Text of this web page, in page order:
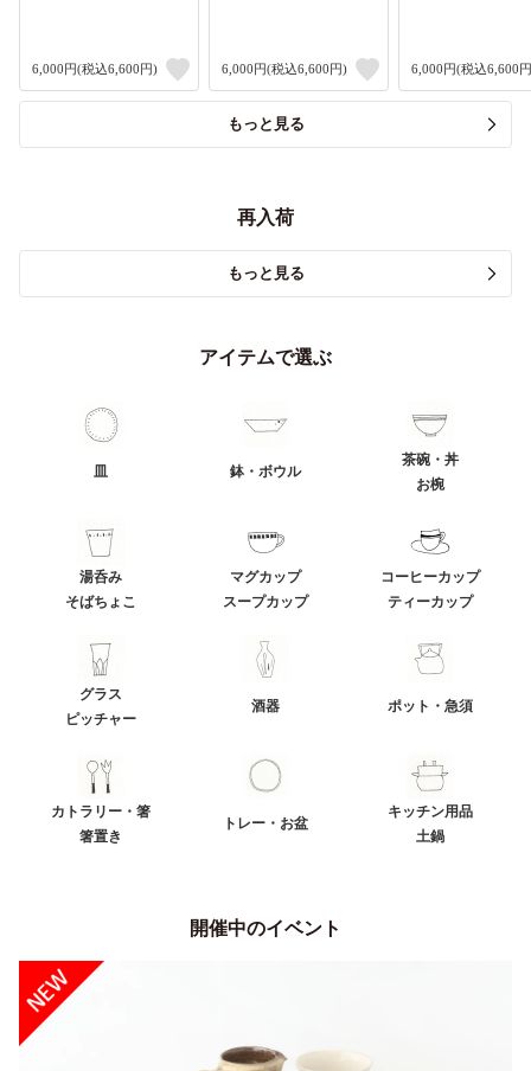
6,000円(税込6,600円) 6,000円(税込6,600円) 6,000円(税込6,600
もっと見る
再入荷
もっと見る
アイテムで選ぶ
皿 鉢・ボウル
茶碗・丼
お椀
湯呑み
そばちょこ
マグカップ
スープカップ
コーヒーカップ
ティーカップ
グラス
ピッチャー
酒器 ポット・急須
カトラリー・箸
箸置き
トレー・お盆
キッチン用品
土鍋
開催中のイベント